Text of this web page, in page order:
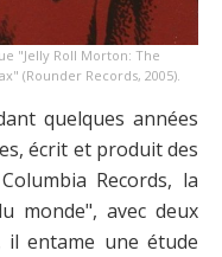
"Jelly Roll Morton: The
(Rounder Records, 2005).
quelques années
écrit et produit des
Records, la
monde", avec deux
il entame une étude